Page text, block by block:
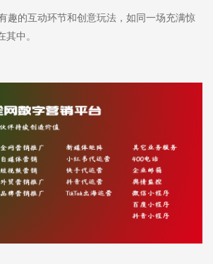
趣的互动环节和创意玩法，如同一场充满惊
其中。